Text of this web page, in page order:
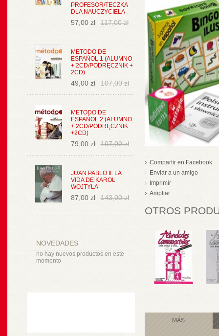
PROFESOR/TECZKA
DLA NAUCZYCIELA
57,00 zł 117,00 zł
METODO DE
ESPAŃOL 1 (ALUMNO
+ 2CD/PODRĘCZNIK +
2CD)
49,00 zł 107,00 zł
METODO DE
ESPAŃOL 2 (ALUMNO
+ 2CD/PODRĘCZNIK
+2CD)
79,00 zł 107,00 zł
JUAN PABLO II: LA
VIDA DE KAROL
WOJTYLA
87,00 zł 143,00 zł
NOVEDADES
no hay nuevos productos en este
momento
Compartir en Facebook
Enviar a un amigo
Imprimir
Ampliar
OTROS
MÁS